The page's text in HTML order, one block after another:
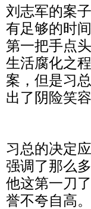
刘志军的案
有足够的时
第一把手点
生活腐化之
案，但是习
出了阴险笑
习总的决定
强调了那么
他这第一刀
誉不夸自高